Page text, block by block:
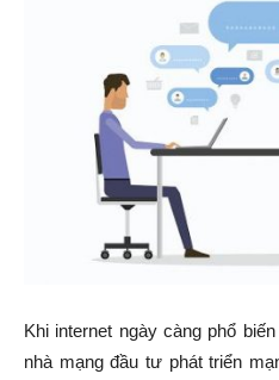
Khi internet ngày càng phổ
nhà mạng đầu tư phát triển